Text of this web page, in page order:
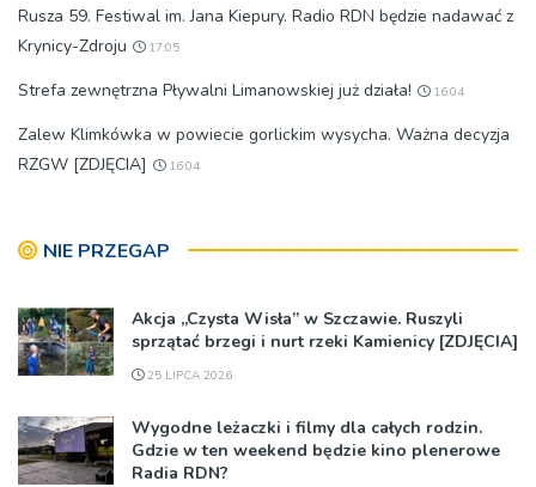
Rusza 59. Festiwal im. Jana Kiepury. Radio RDN będzie nadawać z
Krynicy-Zdroju
17:05
Strefa zewnętrzna Pływalni Limanowskiej już działa! 16:04
Zalew Klimkówka w powiecie gorlickim wysycha. Ważna decyzja
RZGW [ZDJĘCIA]
16:04
NIE PRZEGAP
Akcja „Czysta Wisła” w Szczawie. Ruszyli
sprzątać brzegi i nurt rzeki Kamienicy [ZDJĘCIA]
25 LIPCA 2026
Wygodne leżaczki i filmy dla całych rodzin.
Gdzie w ten weekend będzie kino plenerowe
Radia RDN?